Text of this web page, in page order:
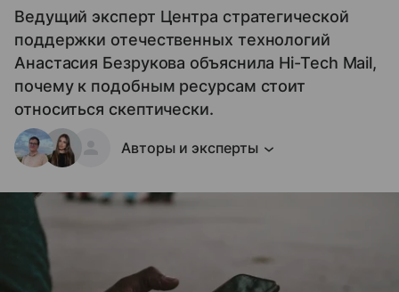
Ведущий эксперт Центра стратегической
поддержки отечественных технологий
Анастасия Безрукова объяснила Hi-Tech Mail,
почему к подобным ресурсам стоит
относиться скептически.
Авторы и эксперты